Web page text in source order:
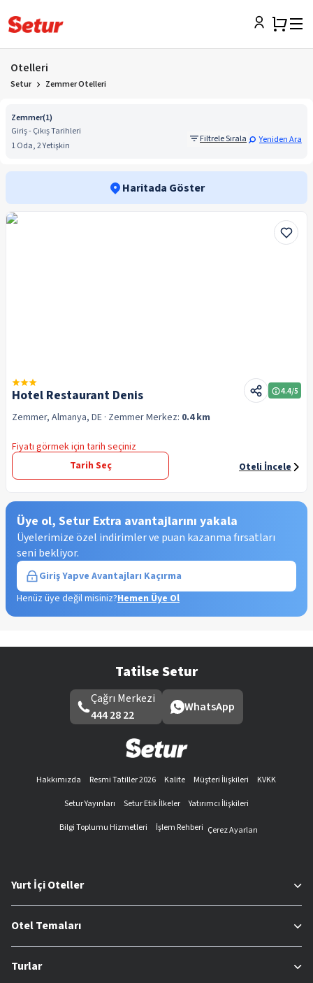
Otelleri
Setur Zemmer Otelleri
Zemmer(1)
Giriş - Çıkış Tarihleri
1 Oda, 2 Yetişkin
Filtrele Sırala Yeniden Ara
Haritada Göster
Hotel Restaurant Denis 4.4/5
Zemmer, Almanya, DE · ZemmerMerkez: 0.4 km
Fiyatı görmek için tarih seçiniz
Tarih Seç
Oteli İncele
Üye ol, Setur Extra avantajlarını yakala
Üyelerimize özel indirimler ve puan kazanma fırsatları
seni bekliyor.
Giriş Yapve Avantajları Kaçırma
Henüz üye değil misiniz?Hemen Üye Ol
Tatilse Setur
Çağrı Merkezi
444 28 22
WhatsApp
Hakkımızda Resmi Tatiller 2026 Kalite Müşteri İlişkileri
KVKK
Setur Yayınları
Setur Etik İlkeler
Yatırımcı İlişkileri
Bilgi Toplumu Hizmetleri
İşlem Rehberi Çerez Ayarları
Yurt İçi Oteller
Otel Temaları
Turlar